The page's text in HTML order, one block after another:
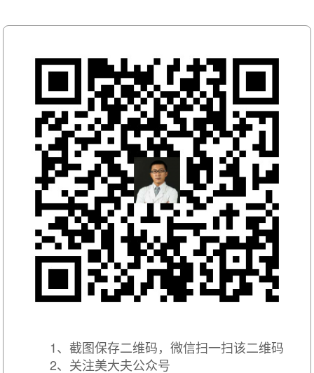
1、截图保存二维码，微信扫一扫该二维码
2、关注美大夫公众号